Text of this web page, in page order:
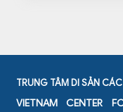
TRUNG TÂM DI SẢN
VIETNAM CENTER